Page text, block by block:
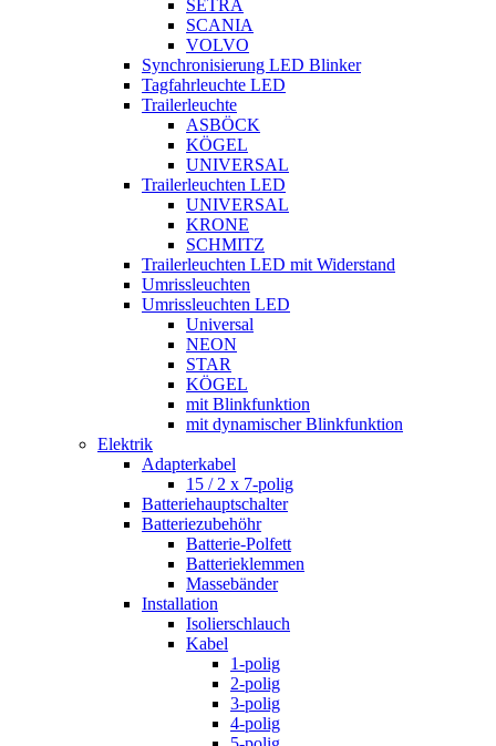
SETRA
SCANIA
VOLVO
Synchronisierung LED Blinker
Tagfahrleuchte LED
Trailerleuchte
ASBÖCK
KÖGEL
UNIVERSAL
Trailerleuchten LED
UNIVERSAL
KRONE
SCHMITZ
Trailerleuchten LED mit Widerstand
Umrissleuchten
Umrissleuchten LED
Universal
NEON
STAR
KÖGEL
mit Blinkfunktion
mit dynamischer Blinkfunktion
Elektrik
Adapterkabel
15 / 2 x 7-polig
Batteriehauptschalter
Batteriezubehöhr
Batterie-Polfett
Batterieklemmen
Massebänder
Installation
Isolierschlauch
Kabel
1-polig
2-polig
3-polig
4-polig